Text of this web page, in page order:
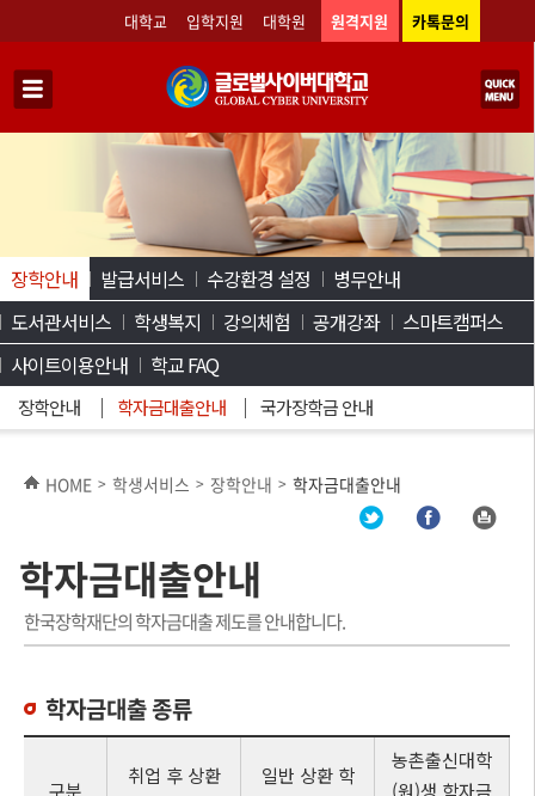
대학교 입학지원 대학원 원격지원 카톡문의
장학안내
장학안내 학자금대출안내 국가장학금 안내
발급서비스 수강환경 설정
병무안내
도서관서비스
학생복지 강의체험 공개강좌
스마트캠퍼스
사이트이용안내
학교 FAQ
HOME > 학생서비스 > 장학안내 > 학자금대출안내
학자금대출안내
한국장학재단의 학자금대출 제도를 안내합니다.
학자금대출 종류
구분
취업 후 상환
일반 상환 학
농촌출신대학
(원)생 학자금